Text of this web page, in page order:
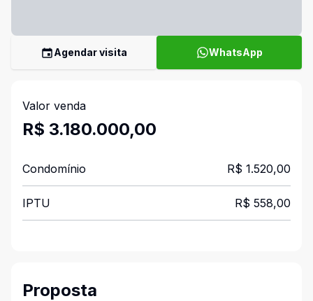
Agendar visita WhatsApp
Valor venda
R$ 3.180.000,00
Condomínio R$ 1.520,00
IPTU R$ 558,00
Proposta